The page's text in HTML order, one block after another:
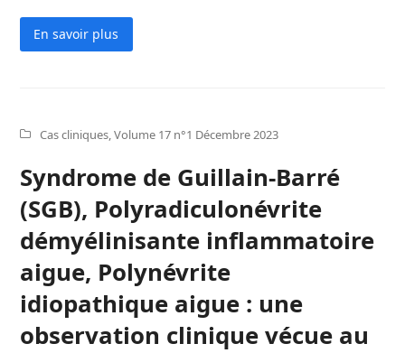
En savoir plus
Cas cliniques,Volume 17 n°1 Décembre 2023
Syndrome de Guillain-Barré
(SGB), Polyradiculonévrite
démyélinisante inflammatoire
aigue, Polynévrite
idiopathique aigue : une
observation clinique vécue au